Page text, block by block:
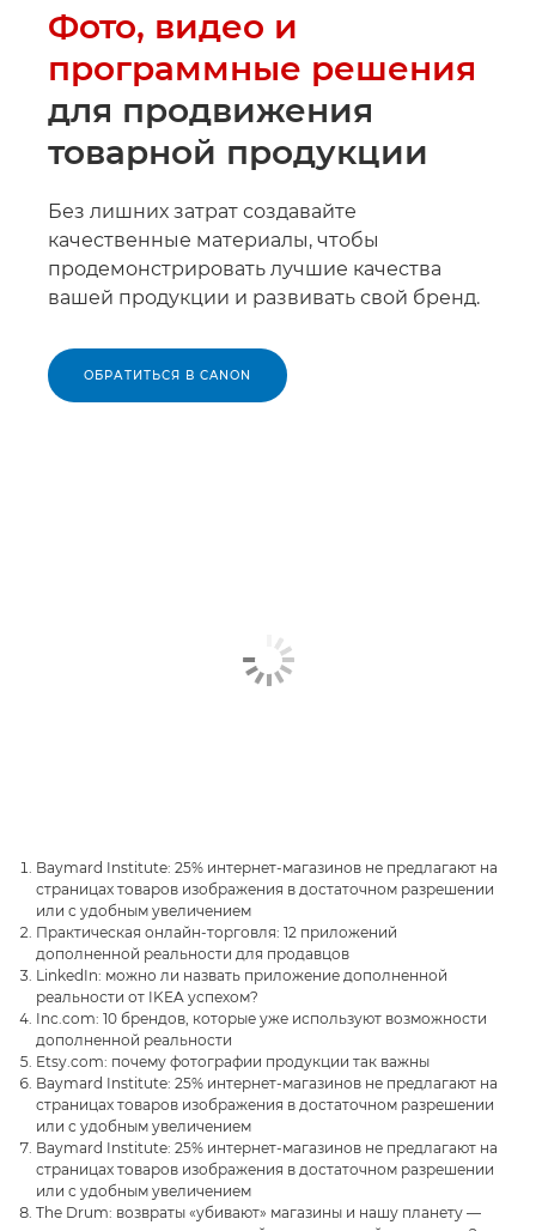
Фото, видео и
программные решения
для продвижения
товарной продукции
Без лишних затрат создавайте
качественные материалы, чтобы
продемонстрировать лучшие качества
вашей продукции и развивать свой бренд.
ОБРАТИТЬСЯ В CANON
Baymard Institute: 25% интернет-магазинов не предлагают на
страницах товаров изображения в достаточном разрешении
или с удобным увеличением
Практическая онлайн-торговля: 12 приложений
дополненной реальности для продавцов
LinkedIn: можно ли назвать приложение дополненной
реальности от IKEA успехом?
Inc.com: 10 брендов, которые уже используют возможности
дополненной реальности
Etsy.com: почему фотографии продукции так важны
Baymard Institute: 25% интернет-магазинов не предлагают на
страницах товаров изображения в достаточном разрешении
или с удобным увеличением
Baymard Institute: 25% интернет-магазинов не предлагают на
страницах товаров изображения в достаточном разрешении
или с удобным увеличением
The Drum: возвраты «убивают» магазины и нашу планету —